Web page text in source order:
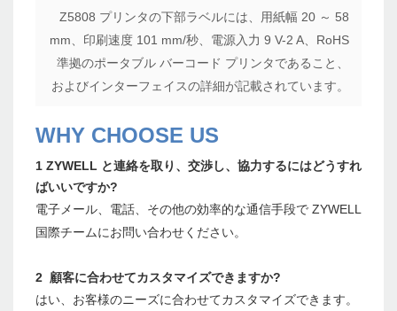
Z5808 プリンタの下部ラベルには、用紙幅 20 ～ 58
mm、印刷速度 101 mm/秒、電源入力 9 V-2 A、RoHS
準拠のポータブル バーコード プリンタであること、
およびインターフェイスの詳細が記載されています。
WHY CHOOSE US
1 ZYWELL と連絡を取り、交渉し、協力するにはどうすれ
ばいいですか?
電子メール、電話、その他の効率的な通信手段で ZYWELL
国際チームにお問い合わせください。
2 顧客に合わせてカスタマイズできますか?
はい、お客様のニーズに合わせてカスタマイズできます。